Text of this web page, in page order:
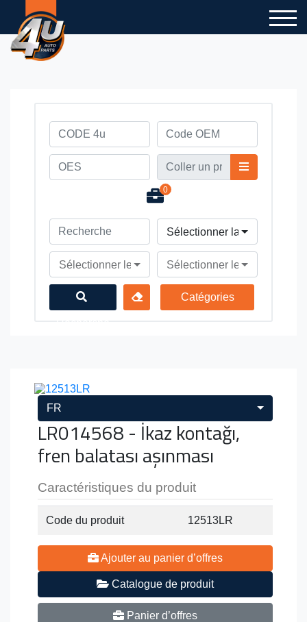
0
Sélectionner la marque du
Sélectionner le modèle du véhicule
Sélectionner le type du
Catégories
FR
LR014568 - İkaz kontağı,
fren balatası aşınması
Caractéristiques du produit
Code du produit 12513LR
Ajouter au panier d’offres
Catalogue de produit
Panier d’offres